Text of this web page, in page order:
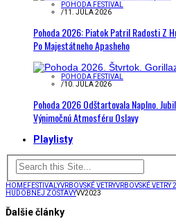
POHODA FESTIVAL
/11. JÚLA 2026
Pohoda 2026: Piatok Patril Radosti Z
Po Majestátneho Apasheho
POHODA FESTIVAL
/10. JÚLA 2026
Pohoda 2026 Odštartovala Naplno.
Výnimočnú Atmosféru Oslavy
Playlisty
HOMEFESTIVALYVRBOVSKÉ VETRYVRBOVSKÉ VETRY
HUDOBNEJ ZOSTAVYVV2023
Ďalšie články